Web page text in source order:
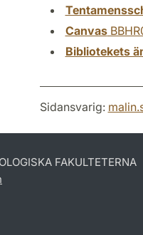
Canvas
Bibliotekets
Sidansvarig:
FAKULTETERNA